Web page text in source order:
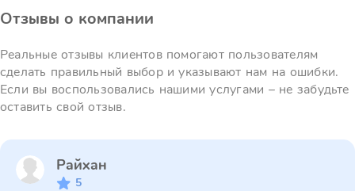
Отзывы о компании
Реальные отзывы клиентов помогают пользователям
сделать правильный выбор и указывают нам на ошибки.
Если вы воспользовались нашими услугами – не забудьте
оставить свой отзыв.
Райхан
5